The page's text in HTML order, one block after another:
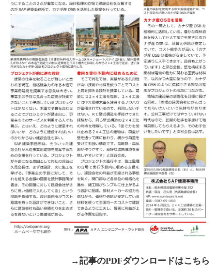
→記事のPDFダウンロードはこちら